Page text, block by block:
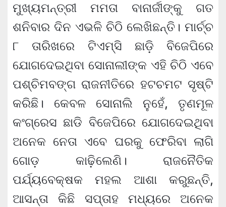
ମୁଖ୍ୟମନ୍ତ୍ରୀ ମମତା ବାନାର୍ଜୀଙ୍କୁ ଗତ
ଶନିବାର ଦିନ ଏଭଳି ଚିଠି ଲେଖିଛନ୍ତି। ମାର୍ଚ୍ଚ
୮ ତାରିଖରେ ଟିଏମ୍‌ସି ଛାଡ଼ି ବିଜେପିରେ
ଯୋଗଦେଇଥିବା ସୋନାଲୀଙ୍କ ଏହି ଚିଠି ଏବେ
ପଶ୍ଚିମବଙ୍ଗ ରାଜନୀତିରେ ହଟଚମଟ ସୃଷ୍ଟି
କରିଛି। କେବଳ ସୋନାଲି ନୁହେଁ, ତୃଣମୂଳ
କଂଗ୍ରେସ ଛାଡି ବିଜେପିରେ ଯାେଗଦେଇଥିବା
ଅନେକ ନେତା ଏବେ ଘରକୁ ଫେରିବା ଲାଗି
ଗୋଡ଼ କାଢ଼ିଲେଣି। ରାଜନୈତିକ
ପର୍ଯ୍ୟବେକ୍ଷକ ମହଲ ଆଶା କରୁଛନ୍ତି,
ଆସନ୍ତା କିଛି ସପ୍ତାହ ମଧ୍ୟରେ ଅନେକ